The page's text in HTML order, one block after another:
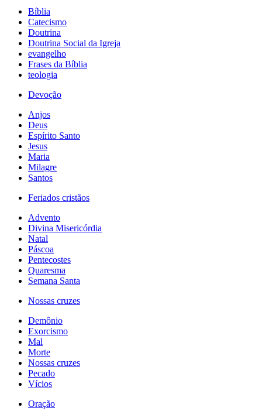
Bíblia
Catecismo
Doutrina
Doutrina Social da Igreja
evangelho
Frases da Bíblia
teologia
Devoção
Anjos
Deus
Espírito Santo
Jesus
Maria
Milagre
Santos
Feriados cristãos
Advento
Divina Misericórdia
Natal
Páscoa
Pentecostes
Quaresma
Semana Santa
Nossas cruzes
Demônio
Exorcismo
Mal
Morte
Nossas cruzes
Pecado
Vícios
Oração